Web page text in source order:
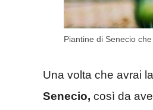
Piantine di Senecio
Una volta che avrai
Senecio, così da